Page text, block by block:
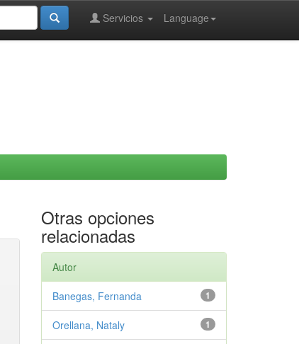
Language
Servicios
Otras opciones
relacionadas
Autor
1
Banegas, Fernanda
1
Orellana, Nataly